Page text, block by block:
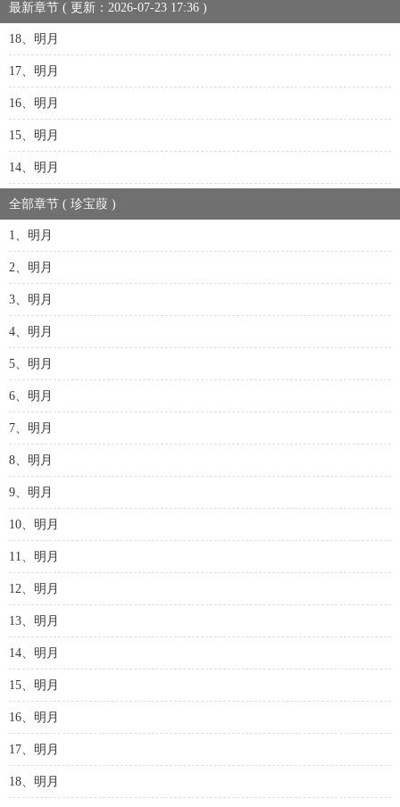
最新章节 ( 更新：2026-07-23 17:36 )
18、明月
17、明月
16、明月
15、明月
14、明月
全部章节 ( 珍宝葭 )
1、明月
2、明月
3、明月
4、明月
5、明月
6、明月
7、明月
8、明月
9、明月
10、明月
11、明月
12、明月
13、明月
14、明月
15、明月
16、明月
17、明月
18、明月